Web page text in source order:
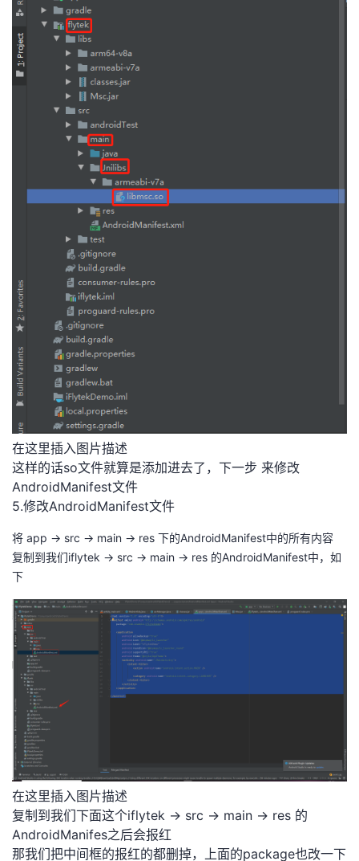
在这里插入图片描述
这样的话so文件就算是添加进去了，下一步 来修改
AndroidManifest文件
5.修改AndroidManifest文件
将 app -> src -> main -> res 下的AndroidManifest中的所有内容
复制到我们iflytek -> src -> main -> res 的AndroidManifest中，如
下
在这里插入图片描述
复制到我们下面这个iflytek -> src -> main -> res 的
AndroidManifes之后会报红
那我们把中间框的报红的都删掉，上面的package也改一下